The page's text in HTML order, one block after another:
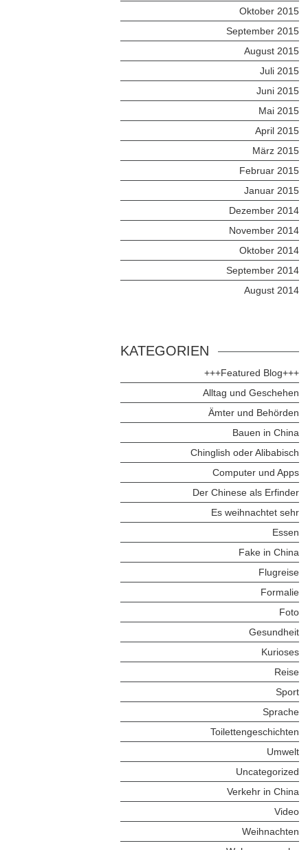
Oktober 2015
September 2015
August 2015
Juli 2015
Juni 2015
Mai 2015
April 2015
März 2015
Februar 2015
Januar 2015
Dezember 2014
November 2014
Oktober 2014
September 2014
August 2014
KATEGORIEN
+++Featured Blog+++
Alltag und Geschehen
Ämter und Behörden
Bauen in China
Chinglish oder Alibabisch
Computer und Apps
Der Chinese als Erfinder
Es weihnachtet sehr
Essen
Fake in China
Flugreise
Formalie
Foto
Gesundheit
Kurioses
Reise
Sport
Sprache
Toilettengeschichten
Umwelt
Uncategorized
Verkehr in China
Video
Weihnachten